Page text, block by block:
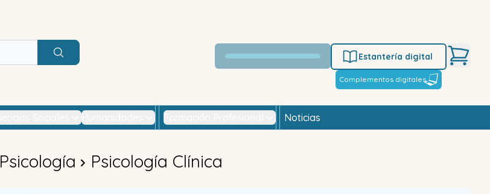
Buscar
Estantería digital
Complementos digitales
Noticias
Psicología Psicología Clínica